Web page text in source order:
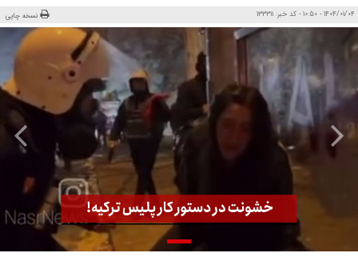
1404/01/04 - 10:50 - کد خبر: 133311 نسخه چاپی